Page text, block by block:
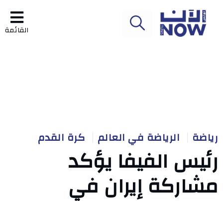
القائمة
رياضة الرياضة في العالم كرة القدم
رئيس الفيفا يؤكد
مشاركة إيران في